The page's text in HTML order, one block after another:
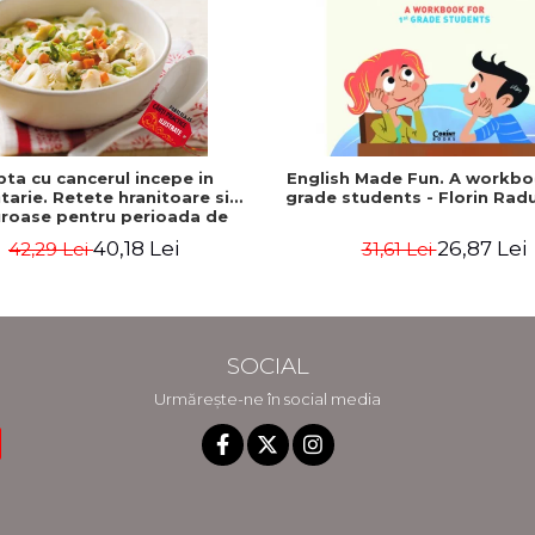
cu cancerul incepe in
Retete hranitoare si
pentru perioada de
Katz, Mat Edelson
42,29 Lei40,18 Lei
English Made Fun. A
grade students - Florin
31,61 Lei26,87 Lei
SOCIAL
Urmărește-ne în social media